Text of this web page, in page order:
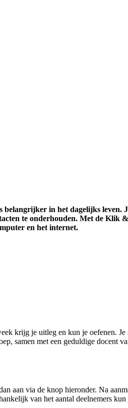
belangrijker in het dagelijks leven.
te onderhouden. Met de Klik
en het internet.
krijg je uitleg en kun je oefenen.
samen met een geduldige docent
aan via de knop hieronder. Na
van het aantal deelnemers